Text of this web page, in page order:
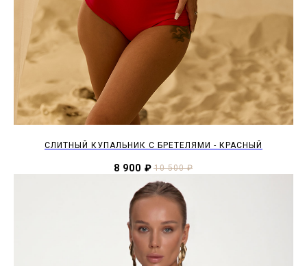
СЛИТНЫЙ КУПАЛЬНИК С БРЕТЕЛЯМИ - КРАСНЫЙ
8 900 ₽ 10 500 ₽